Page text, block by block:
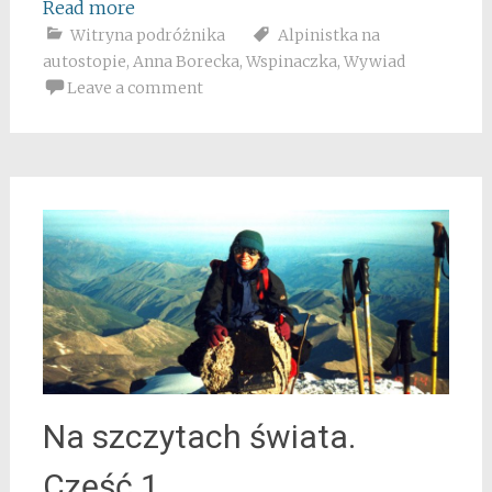
Read more
Witryna podróżnika
Alpinistka na
autostopie, Anna Borecka, Wspinaczka, Wywiad
Leave a comment
Na szczytach świata.